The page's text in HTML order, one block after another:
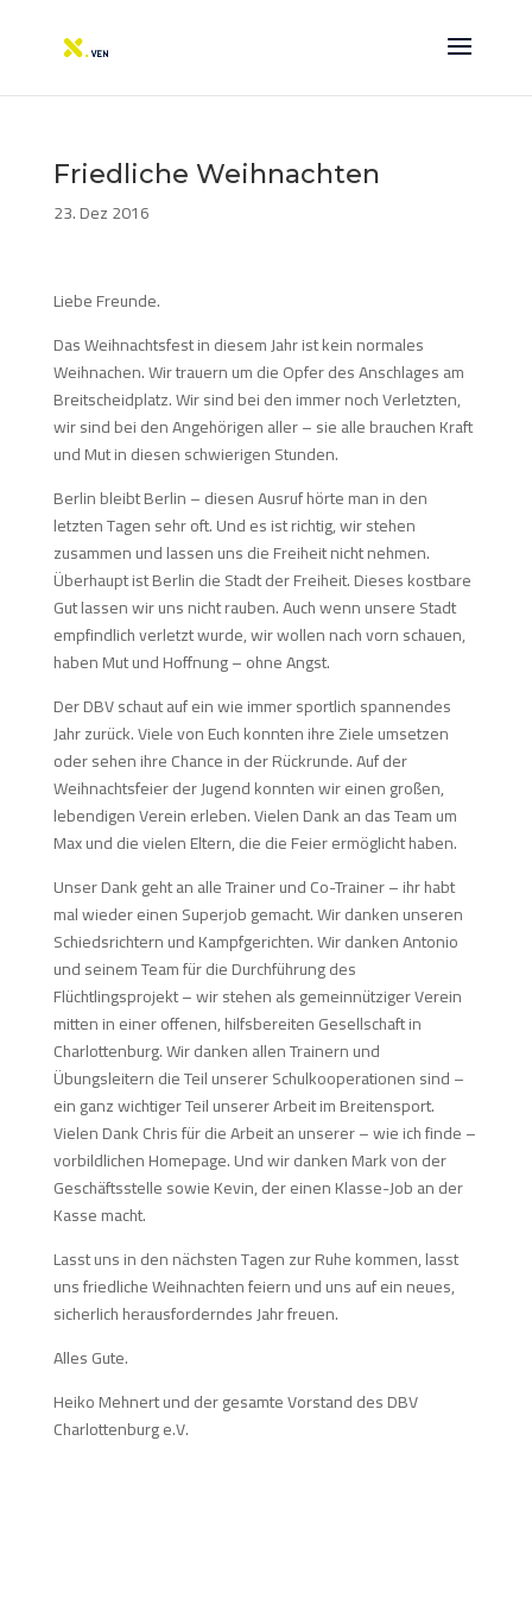
Friedliche Weihnachten
23. Dez 2016
Liebe Freunde.
Das Weihnachtsfest in diesem Jahr ist kein normales
Weihnachen. Wir trauern um die Opfer des Anschlages am
Breitscheidplatz. Wir sind bei den immer noch Verletzten,
wir sind bei den Angehörigen aller – sie alle brauchen Kraft
und Mut in diesen schwierigen Stunden.
Berlin bleibt Berlin – diesen Ausruf hörte man in den
letzten Tagen sehr oft. Und es ist richtig, wir stehen
zusammen und lassen uns die Freiheit nicht nehmen.
Überhaupt ist Berlin die Stadt der Freiheit. Dieses kostbare
Gut lassen wir uns nicht rauben. Auch wenn unsere Stadt
empfindlich verletzt wurde, wir wollen nach vorn schauen,
haben Mut und Hoffnung – ohne Angst.
Der DBV schaut auf ein wie immer sportlich spannendes
Jahr zurück. Viele von Euch konnten ihre Ziele umsetzen
oder sehen ihre Chance in der Rückrunde. Auf der
Weihnachtsfeier der Jugend konnten wir einen großen,
lebendigen Verein erleben. Vielen Dank an das Team um
Max und die vielen Eltern, die die Feier ermöglicht haben.
Unser Dank geht an alle Trainer und Co-Trainer – ihr habt
mal wieder einen Superjob gemacht. Wir danken unseren
Schiedsrichtern und Kampfgerichten. Wir danken Antonio
und seinem Team für die Durchführung des
Flüchtlingsprojekt – wir stehen als gemeinnütziger Verein
mitten in einer offenen, hilfsbereiten Gesellschaft in
Charlottenburg. Wir danken allen Trainern und
Übungsleitern die Teil unserer Schulkooperationen sind –
ein ganz wichtiger Teil unserer Arbeit im Breitensport.
Vielen Dank Chris für die Arbeit an unserer – wie ich finde –
vorbildlichen Homepage. Und wir danken Mark von der
Geschäftsstelle sowie Kevin, der einen Klasse-Job an der
Kasse macht.
Lasst uns in den nächsten Tagen zur Ruhe kommen, lasst
uns friedliche Weihnachten feiern und uns auf ein neues,
sicherlich herausforderndes Jahr freuen.
Alles Gute.
Heiko Mehnert und der gesamte Vorstand des DBV
Charlottenburg e.V.